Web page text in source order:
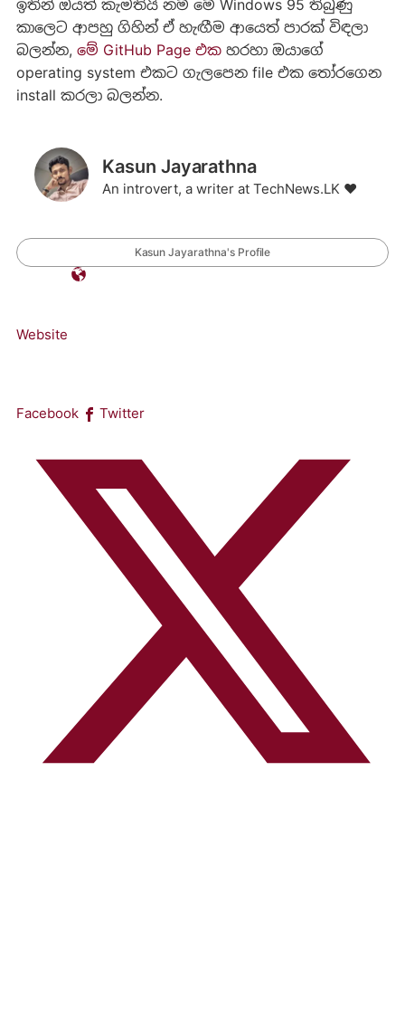
ඉතින් ඔයත් කැමතියි නම් මේ Windows 95 තිබුණු
කාලෙට ආපහු ගිහින් ඒ හැඟීම ආයෙත් පාරක් විඳලා
බලන්න, මේ GitHub Page එකහරහා ඔයාගේ
operating system එකට ගැලපෙන file එක තෝරගෙන
install කරලා බලන්න.
Kasun Jayarathna
An introvert, a writer at TechNews.LK ❤️
Kasun Jayarathna's Profile
Website
Facebook Twitter